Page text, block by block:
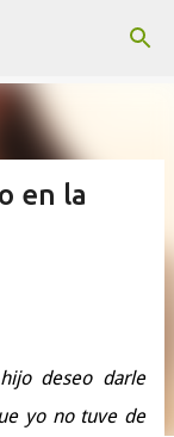
en la
deseo darle
yo no tuve de